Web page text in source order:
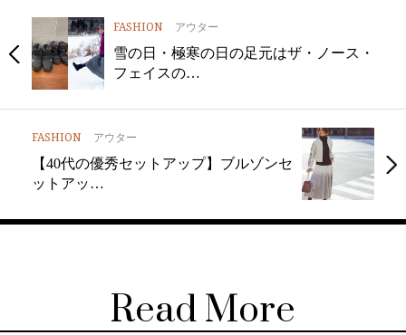
FASHION アウター
雪の日・極寒の日の足元はザ・ノース・
フェイスの…
FASHION アウター
【40代の優秀セットアップ】ブルゾンセ
ットアッ…
Read More